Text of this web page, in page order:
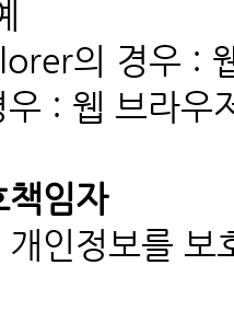
의 경우 :
: 웹 브라우
임자
인정보를 보